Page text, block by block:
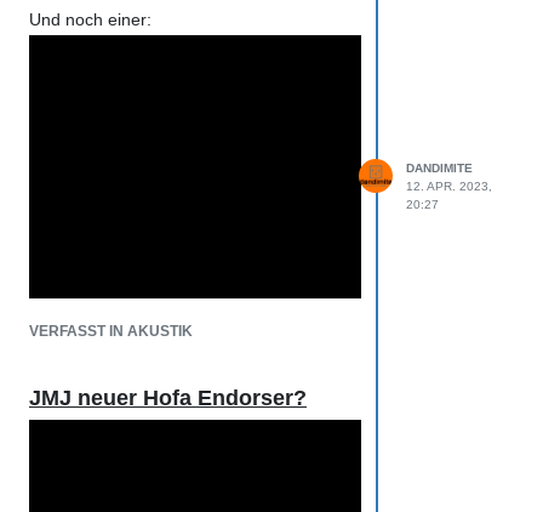
Und noch einer:
VERFASST IN AKUSTIK
DANDIMITE
12. APR. 2023,
20:27
JMJ neuer Hofa Endorser?